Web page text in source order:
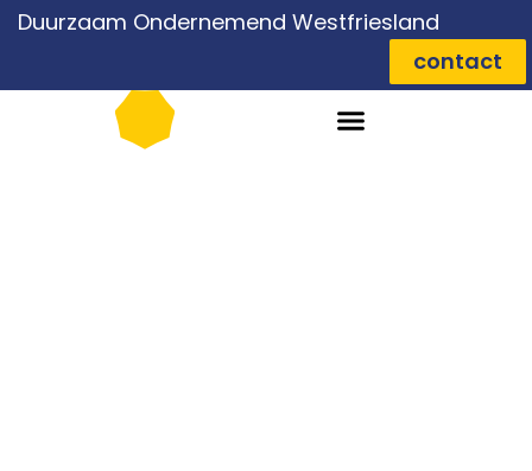
Duurzaam Ondernemend Westfriesland
contact